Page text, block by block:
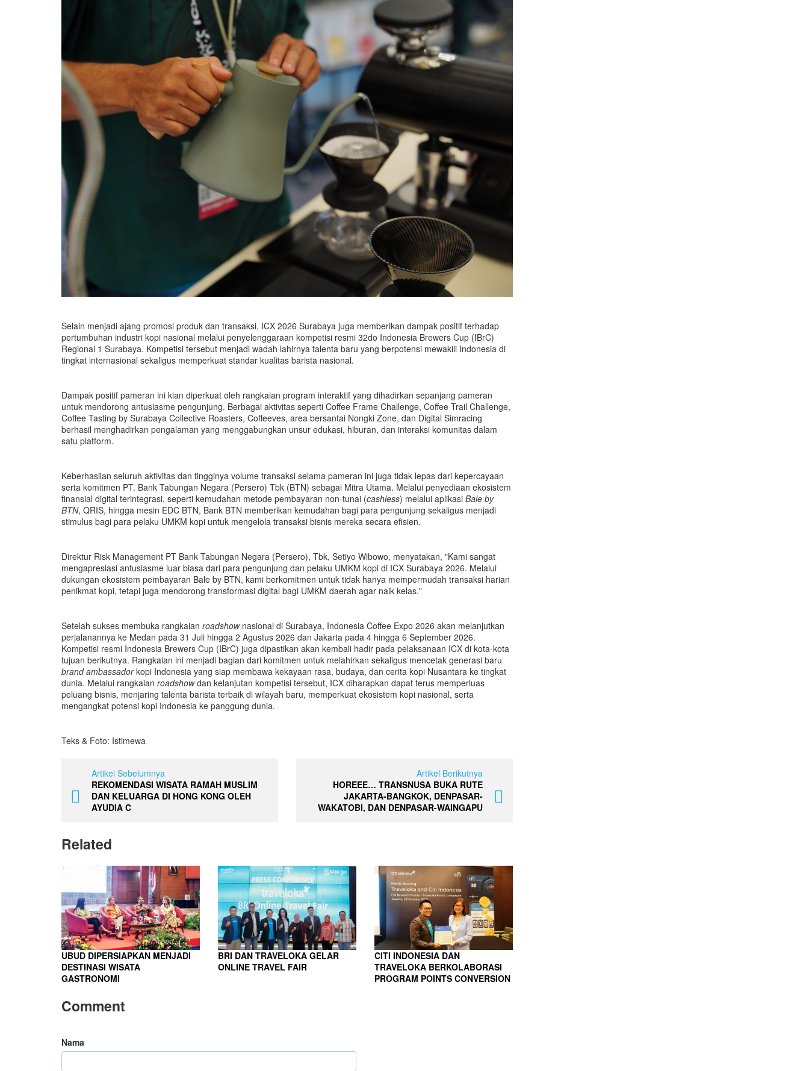
Selain menjadi ajang promosi produk dan transaksi, ICX 2026 Surabaya juga memberikan dampak positif terhadap
pertumbuhan industri kopi nasional melalui penyelenggaraan kompetisi resmi 32do Indonesia Brewers Cup (IBrC)
Regional 1 Surabaya. Kompetisi tersebut menjadi wadah lahirnya talenta baru yang berpotensi mewakili Indonesia di
tingkat internasional sekaligus memperkuat standar kualitas barista nasional.
Dampak positif pameran ini kian diperkuat oleh rangkaian program interaktif yang dihadirkan sepanjang pameran
untuk mendorong antusiasme pengunjung. Berbagai aktivitas seperti Coffee Frame Challenge, Coffee Trail Challenge,
Coffee Tasting by Surabaya Collective Roasters, Coffeeves, area bersantai Nongki Zone, dan Digital Simracing
berhasil menghadirkan pengalaman yang menggabungkan unsur edukasi, hiburan, dan interaksi komunitas dalam
satu platform.
Keberhasilan seluruh aktivitas dan tingginya volume transaksi selama pameran ini juga tidak lepas dari kepercayaan
serta komitmen PT. Bank Tabungan Negara (Persero) Tbk (BTN) sebagai Mitra Utama. Melalui penyediaan ekosistem
finansial digital terintegrasi, seperti kemudahan metode pembayaran non-tunai (cashless) melalui aplikasi Bale by
BTN, QRIS, hingga mesin EDC BTN, Bank BTN memberikan kemudahan bagi para pengunjung sekaligus menjadi
stimulus bagi para pelaku UMKM kopi untuk mengelola transaksi bisnis mereka secara efisien.
Direktur Risk Management PT Bank Tabungan Negara (Persero), Tbk, Setiyo Wibowo, menyatakan, "Kami sangat
mengapresiasi antusiasme luar biasa dari para pengunjung dan pelaku UMKM kopi di ICX Surabaya 2026. Melalui
dukungan ekosistem pembayaran Bale by BTN, kami berkomitmen untuk tidak hanya mempermudah transaksi harian
penikmat kopi, tetapi juga mendorong transformasi digital bagi UMKM daerah agar naik kelas."
Setelah sukses membuka rangkaian roadshow nasional di Surabaya, Indonesia Coffee Expo 2026 akan melanjutkan
perjalanannya ke Medan pada 31 Juli hingga 2 Agustus 2026 dan Jakarta pada 4 hingga 6 September 2026.
Kompetisi resmi Indonesia Brewers Cup (IBrC) juga dipastikan akan kembali hadir pada pelaksanaan ICX di kota-kota
tujuan berikutnya. Rangkaian ini menjadi bagian dari komitmen untuk melahirkan sekaligus mencetak generasi baru
brand ambassadorkopi Indonesia yang siap membawa kekayaan rasa, budaya, dan cerita kopi Nusantara ke tingkat
dunia. Melalui rangkaian roadshowdan kelanjutan kompetisi tersebut, ICX diharapkan dapat terus memperluas
peluang bisnis, menjaring talenta barista terbaik di wilayah baru, memperkuat ekosistem kopi nasional, serta
mengangkat potensi kopi Indonesia ke panggung dunia.
Teks & Foto: Istimewa
Artikel Sebelumnya
REKOMENDASI WISATA RAMAH MUSLIM
DAN KELUARGA DI HONG KONG OLEH
AYUDIA C
Artikel Berikutnya
HOREEE… TRANSNUSA BUKA RUTE
JAKARTA-BANGKOK, DENPASAR-
WAKATOBI, DAN DENPASAR-WAINGAPU
Related
UBUD DIPERSIAPKAN MENJADI
DESTINASI WISATA
GASTRONOMI
BRI DAN TRAVELOKA GELAR
ONLINE TRAVEL FAIR
CITI INDONESIA DAN
TRAVELOKA BERKOLABORASI
PROGRAM POINTS CONVERSION
Comment
Nama